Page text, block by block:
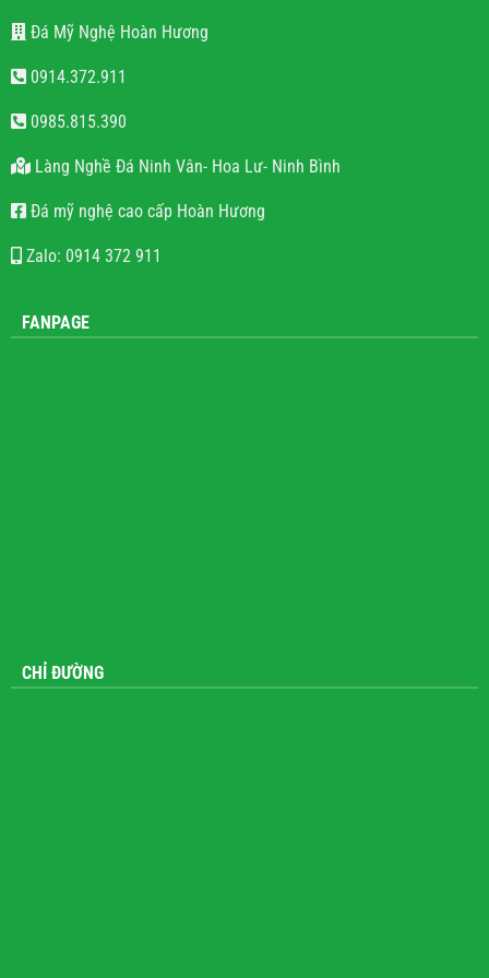
Đá Mỹ Nghệ Hoàn Hương
0914.372.911
0985.815.390
Làng Nghề Đá Ninh Vân- Hoa Lư- Ninh Bình
Đá mỹ nghệ cao cấp Hoàn Hương
Zalo: 0914 372 911
FANPAGE
CHỈ ĐƯỜNG